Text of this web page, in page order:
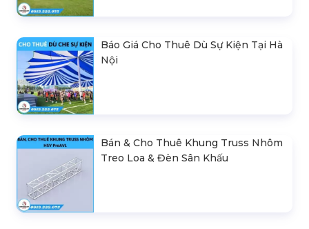
Báo Giá Cho Thuê Dù Sự Kiện Tại Hà
Nội
Bán & Cho Thuê Khung Truss Nhôm
Treo Loa & Đèn Sân Khấu